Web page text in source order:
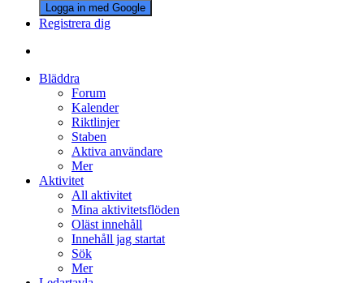
Logga in med Google
Registrera dig
Bläddra
Forum
Kalender
Riktlinjer
Staben
Aktiva användare
Mer
Aktivitet
All aktivitet
Mina aktivitetsflöden
Oläst innehåll
Innehåll jag startat
Sök
Mer